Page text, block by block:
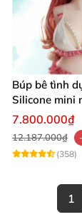
Búp bê tình
Silicone mini
54cm
7.800.000₫
12.187.000₫
(358)
1